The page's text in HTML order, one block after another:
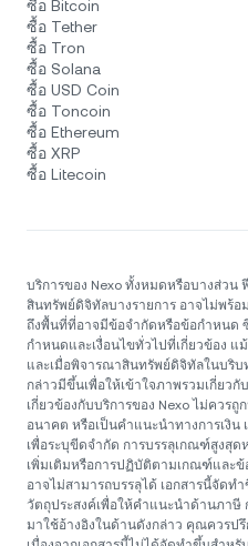
ซื้อ Bitcoin
ซื้อ Tether
ซื้อ Tron
ซื้อ Solana
ซื้อ USD Coin
ซื้อ Toncoin
ซื้อ Ethereum
ซื้อ XRP
ซื้อ Litecoin
บริการของ Nexo ทั้งหมดหรือบางส่วน
สินทรัพย์ดิจิทัลบางรายการ อาจไม่พร้
ถึงพื้นที่ที่อาจมีข้อจำกัดหรือข้อกำหนด
กำหนดและเงื่อนไขทั่วไปที่เกี่ยวข้อง
และเมื่อพิจารณาสินทรัพย์ดิจิทัลในบริบ
กล่าวมีขึ้นเพื่อให้เข้าใจภาพรวมเกี่ยวกั
เกี่ยวข้องกับบริการของ Nexo ไม่ควร
อนาคต หรือเป็นคำแนะนำทางการเงิน
เพื่อระบุขีดจำกัด การบรรลุเกณฑ์สูงสุ
เพิ่มเติมหรือการปฏิบัติตามเกณฑ์และ
อาจไม่สามารถบรรลุได้ เอกสารนี้จัดท
วัตถุประสงค์เพื่อให้คำแนะนำด้านภา
มาใช้อ้างอิงในด้านดังกล่าว คุณควร